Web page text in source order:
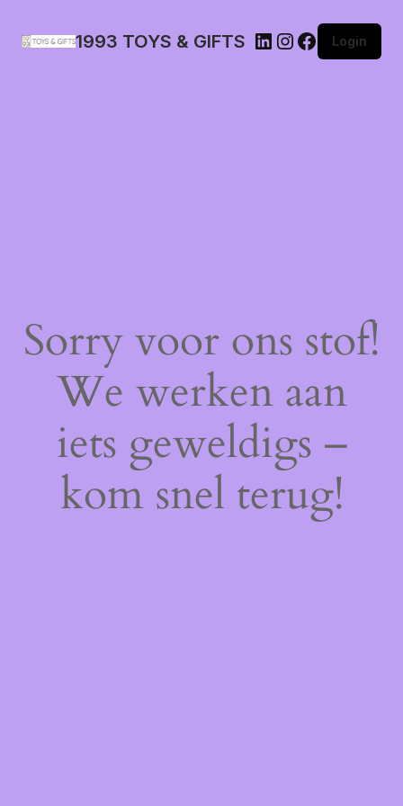
1993 TOYS & GIFTS Login
Sorry voor ons stof!
We werken aan
iets geweldigs –
kom snel terug!